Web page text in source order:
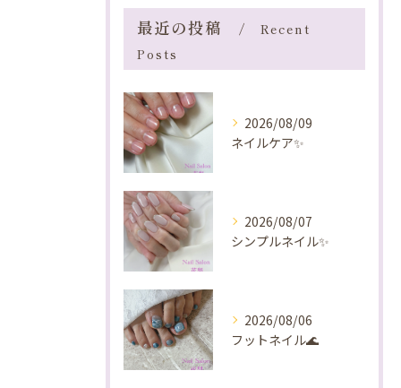
最近の投稿
Recent
Posts
2026/08/09
ネイルケア✨️
2026/08/07
シンプルネイル✨️
2026/08/06
フットネイル🌊